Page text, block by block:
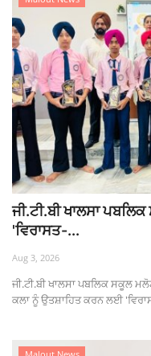
ਜੀ.ਟੀ.ਬੀ ਖਾਲਸਾ
'ਵਿਰਾਸਤ-...
Aug 3, 2026
ਜੀ.ਟੀ.ਬੀ ਖਾਲਸਾ ਪਬਲਿਕ ਸਕੂਲ
ਕਲਾ ਨੂੰ ਉਤਸ਼ਾਹਿਤ ਕਰਨ ਲਈ